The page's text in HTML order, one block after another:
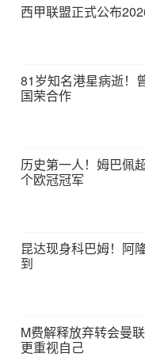
西甲联盟正式公布
81岁知名港星病逝！
国荣合作
历史第一人！姆巴佩
个欧冠冠军
昆达现身科巴姆！阿
到
M费解释放弃转会曼
更重视自己